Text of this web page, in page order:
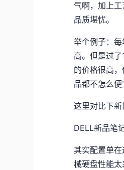
气啊，加上
品质堪忧。
举个例子：
高。但是过
的价格很高
品都不怎么
这里对比下新
DELL新品笔
其实配置单
械硬盘性能